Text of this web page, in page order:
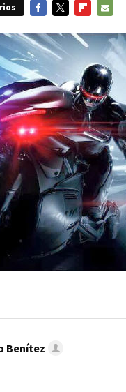
MAIL
Benítez